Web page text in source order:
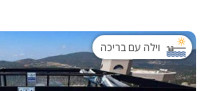
וילה עם בריכה